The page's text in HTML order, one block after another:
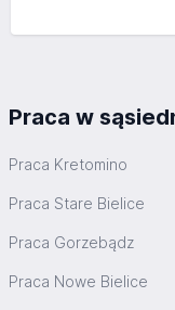
Praca w
Praca Kretomino
Praca Stare Bielice
Praca Gorzebądz
Praca Nowe Bielice